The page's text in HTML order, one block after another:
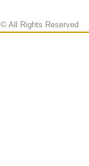
© All Rights Reserved